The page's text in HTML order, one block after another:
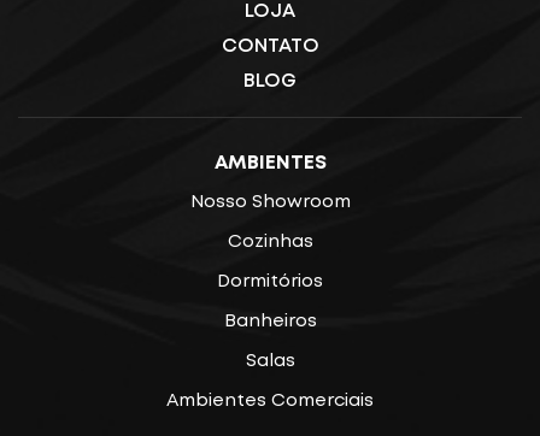
LOJA
CONTATO
BLOG
AMBIENTES
Nosso Showroom
Cozinhas
Dormitórios
Banheiros
Salas
Ambientes Comerciais